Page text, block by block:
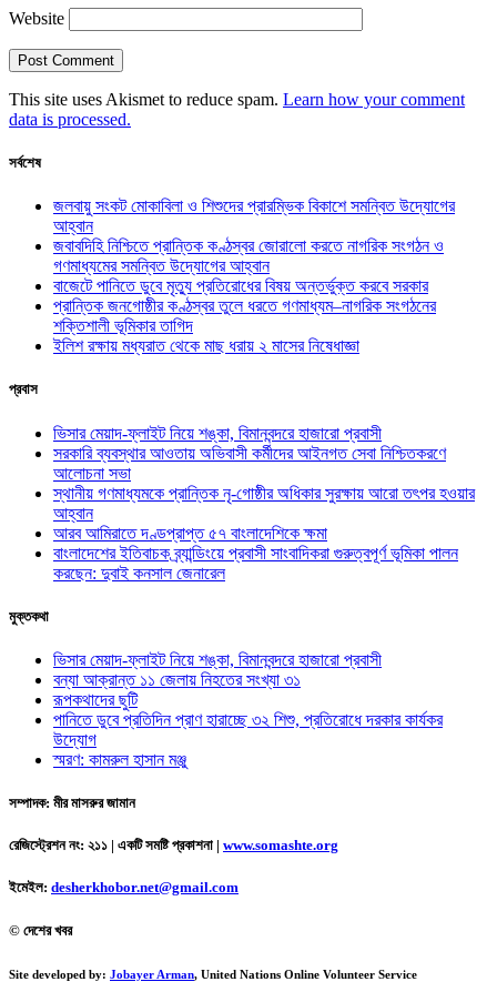
Website
This site uses Akismet to reduce spam. Learn how your comment
data is processed.
সর্বশেষ
জলবায়ু সংকট মোকাবিলা ও শিশুদের প্রারম্ভিক বিকাশে সমন্বিত উদ্যোগের
আহ্বান
জবাবদিহি নিশ্চিতে প্রান্তিক কণ্ঠস্বর জোরালো করতে নাগরিক সংগঠন ও
গণমাধ্যমের সমন্বিত উদ্যোগের আহ্বান
বাজেটে পানিতে ডুবে মৃত্যু প্রতিরোধের বিষয় অন্তর্ভুক্ত করবে সরকার
প্রান্তিক জনগোষ্ঠীর কণ্ঠস্বর তুলে ধরতে গণমাধ্যম–নাগরিক সংগঠনের
শক্তিশালী ভূমিকার তাগিদ
ইলিশ রক্ষায় মধ্যরাত থেকে মাছ ধরায় ২ মাসের নিষেধাজ্ঞা
প্রবাস
ভিসার মেয়াদ-ফ্লাইট নিয়ে শঙ্কা, বিমানবন্দরে হাজারো প্রবাসী
সরকারি ব্যবস্থার আওতায় অভিবাসী কর্মীদের আইনগত সেবা নিশ্চিতকরণে
আলোচনা সভা
স্থানীয় গণমাধ্যমকে প্রান্তিক নৃ-গোষ্ঠীর অধিকার সুরক্ষায় আরো তৎপর হওয়ার
আহ্বান
আরব আমিরাতে দণ্ডপ্রাপ্ত ৫৭ বাংলাদেশিকে ক্ষমা
বাংলাদেশের ইতিবাচক ব্র্যান্ডিংয়ে প্রবাসী সাংবাদিকরা গুরুত্বপূর্ণ ভূমিকা পালন
করছেন: দুবাই কনসাল জেনারেল
মুক্তকথা
ভিসার মেয়াদ-ফ্লাইট নিয়ে শঙ্কা, বিমানবন্দরে হাজারো প্রবাসী
বন্যা আক্রান্ত ১১ জেলায় নিহতের সংখ্যা ৩১
রূপকথাদের ছুটি
পানিতে ডুবে প্রতিদিন প্রাণ হারাচ্ছে ৩২ শিশু, প্রতিরোধে দরকার কার্যকর
উদ্যোগ
স্মরণ: কামরুল হাসান মঞ্জু
সম্পাদক: মীর মাসরুর জামান
রেজিস্ট্রেশন নং: ২১১ | একটি সমষ্টি প্রকাশনা | www.somashte.org
ইমেইল: desherkhobor.net@gmail.com
© দেশের খবর
Site developed by: Jobayer Arman, United Nations Online Volunteer Service